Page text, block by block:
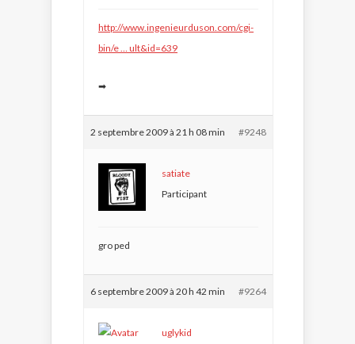
http://www.ingenieurduson.com/cgi-
bin/e … ult&id=639
➡
2 septembre 2009 à 21 h 08 min #9248
satiate
Participant
gro ped
6 septembre 2009 à 20 h 42 min #9264
uglykid